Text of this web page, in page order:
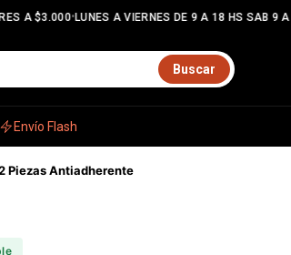
A $3.000•LUNES A VIERNES DE 9 A 18 HS SAB 9 A
Buscar
Envío Flash
Piezas Antiadherente